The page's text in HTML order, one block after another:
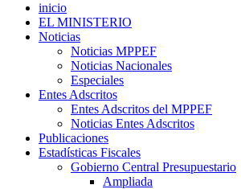
inicio
EL MINISTERIO
Noticias
Noticias MPPEF
Noticias Nacionales
Especiales
Entes Adscritos
Entes Adscritos del MPPEF
Noticias Entes Adscritos
Publicaciones
Estadísticas Fiscales
Gobierno Central Presupuestario
Ampliada